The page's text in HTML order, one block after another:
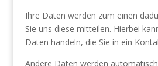
Ihre Daten werden zum einen
Sie uns diese mitteilen. Hierbei
Daten handeln, die Sie in ein
Andere Daten werden